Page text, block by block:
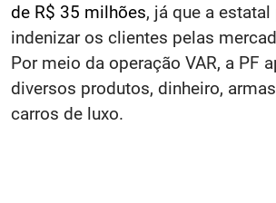
de R$ 35 milhões, já que a
indenizar os clientes pelas
Por meio da operação VAR, a PF
diversos produtos, dinheiro,
carros de luxo.